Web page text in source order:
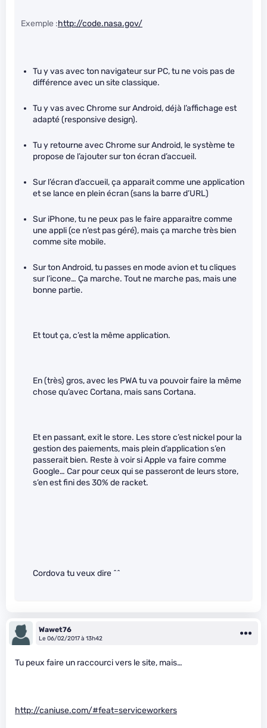
Exemple :http://code.nasa.gov/
Tu y vas avec ton navigateur sur PC, tu ne vois pas de
différence avec un site classique.
Tu y vas avec Chrome sur Android, déjà l’affichage est
adapté (responsive design).
Tu y retourne avec Chrome sur Android, le système te
propose de l’ajouter sur ton écran d’accueil.
Sur l’écran d’accueil, ça apparait comme une application
et se lance en plein écran (sans la barre d’URL)
Sur iPhone, tu ne peux pas le faire apparaitre comme
une appli (ce n’est pas géré), mais ça marche très bien
comme site mobile.
Sur ton Android, tu passes en mode avion et tu cliques
sur l’icone… Ça marche. Tout ne marche pas, mais une
bonne partie.
Et tout ça, c’est la même application.
En (très) gros, avec les PWA tu va pouvoir faire la même
chose qu’avec Cortana, mais sans Cortana.
Et en passant, exit le store. Les store c’est nickel pour la
gestion des paiements, mais plein d’application s’en
passerait bien. Reste à voir si Apple va faire comme
Google… Car pour ceux qui se passeront de leurs store,
s’en est fini des 30% de racket.
Cordova tu veux dire ^^
Wawet76
Le 06/02/2017 à 13h42
Tu peux faire un raccourci vers le site, mais…
http://caniuse.com/#feat=serviceworkers